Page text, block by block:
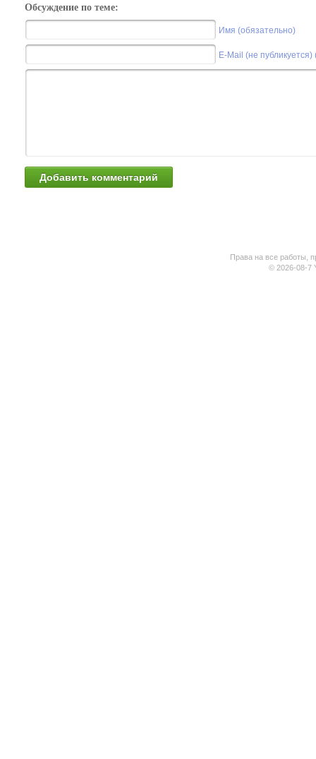
Обсуждение по теме:
Имя (обязательно)
E-Mail (не
Права на все работы,
© 2026-08-7